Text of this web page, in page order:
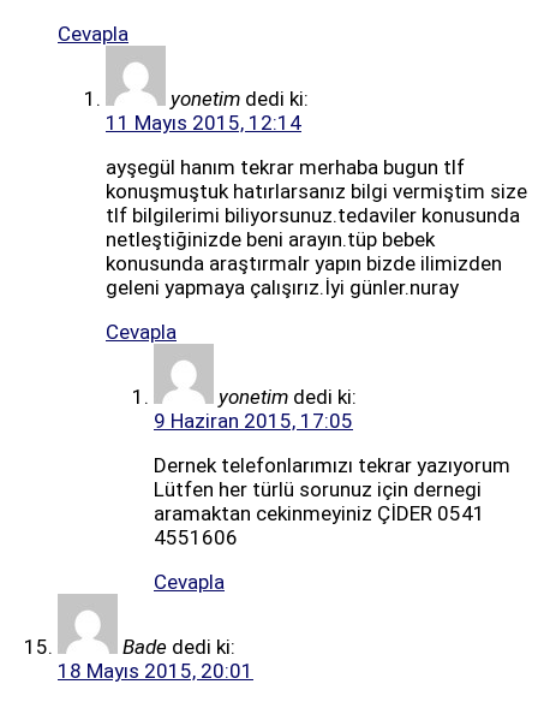
Cevapla
yonetim dedi ki:
11 Mayıs 2015, 12:14
ayşegül hanım tekrar merhaba bugun tlf
konuşmuştuk hatırlarsanız bilgi vermiştim size
tlf bilgilerimi biliyorsunuz.tedaviler konusunda
netleştiğinizde beni arayın.tüp bebek
konusunda araştırmalr yapın bizde ilimizden
geleni yapmaya çalışırız.İyi günler.nuray
Cevapla
yonetim dedi ki:
9 Haziran 2015, 17:05
Dernek telefonlarımızı tekrar yazıyorum
Lütfen her türlü sorunuz için dernegi
aramaktan cekinmeyiniz ÇİDER 0541
4551606
Cevapla
Bade dedi ki:
18 Mayıs 2015, 20:01